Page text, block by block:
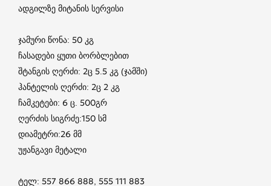
ადგილზე მიტანის სერვისი
ჯამური წონა: 50 კგ
ჩასადები ყუთი ბორბლებით
შტანგის ღერძი: 2ც 5.5 კგ (ჯამში)
ჰანტელის ღერძი: 2ც 2 კგ
ჩამკეტები: 6 ც. 500გრ
ღერძის სიგრძე:150 სმ
დიამეტრი:26 მმ
უჟანგავი მეტალი
ტელ: 557 866 888, 555 111 883